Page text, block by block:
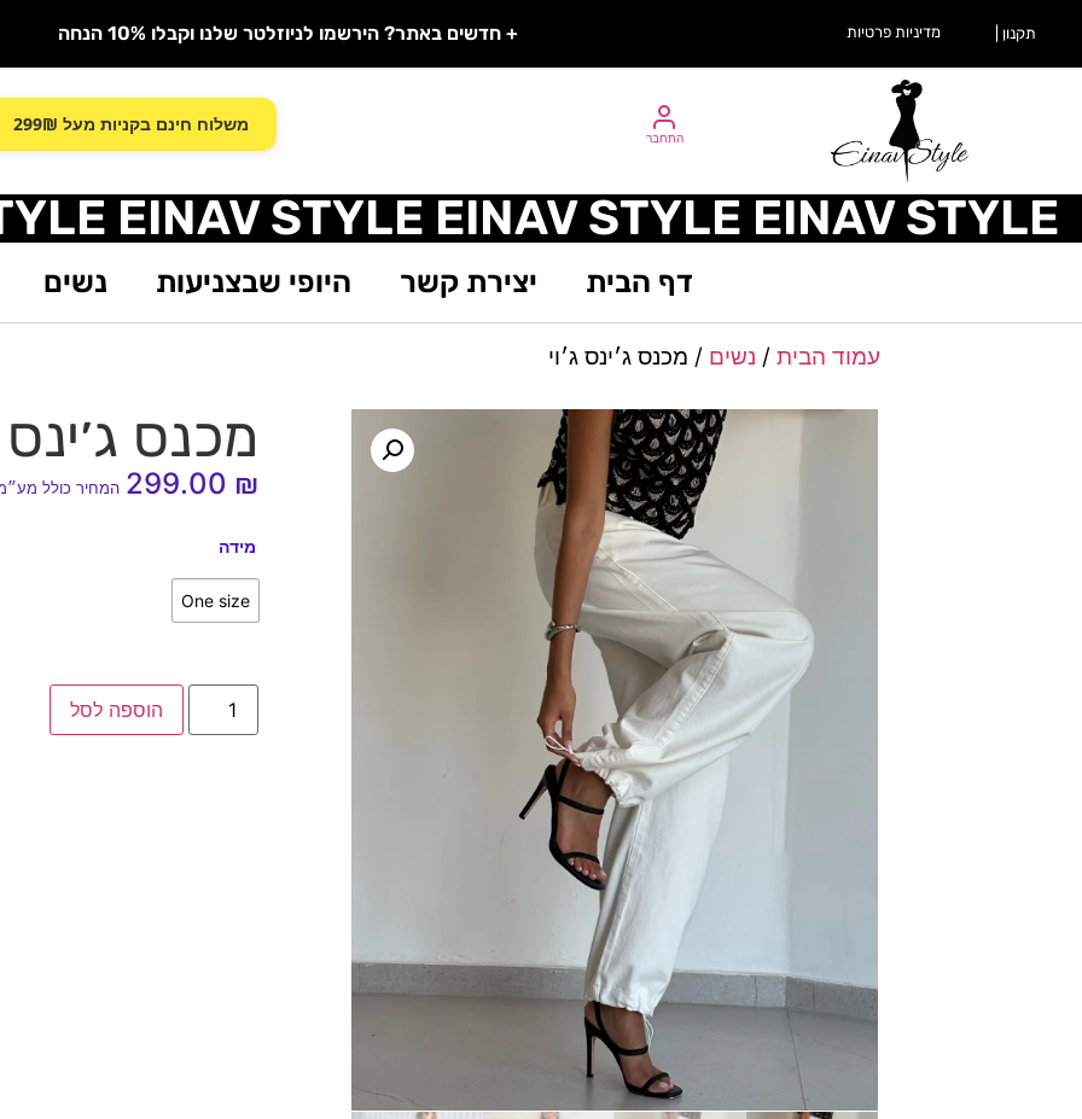
תקנון | מדיניות פרטיות + חדשים באתר? הירשמו לניוזלטר שלנו וקבלו 10% הנחה
התחבר
משלוח חינם בקניות מעל 299₪
EINAV STYLE EINAV STYLE EINAV STYLE
דף הבית יצירת קשר היופי שבצניעות נשים
עמוד הבית / נשים / מכנס ג׳ינס ג׳וי
מכנס ג׳ינס
299.00 ₪ המחיר כולל
מידה
One size
הוספה לסל